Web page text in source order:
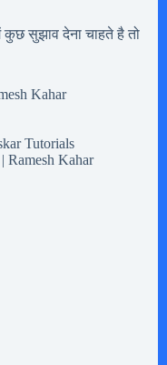
कुछ सुझाव देना चाहते है तो
Kahar
Tutorials
Ramesh Kahar